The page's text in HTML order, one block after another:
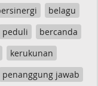
belagu
peduli
bercanda
kerukunan
penanggung jawab